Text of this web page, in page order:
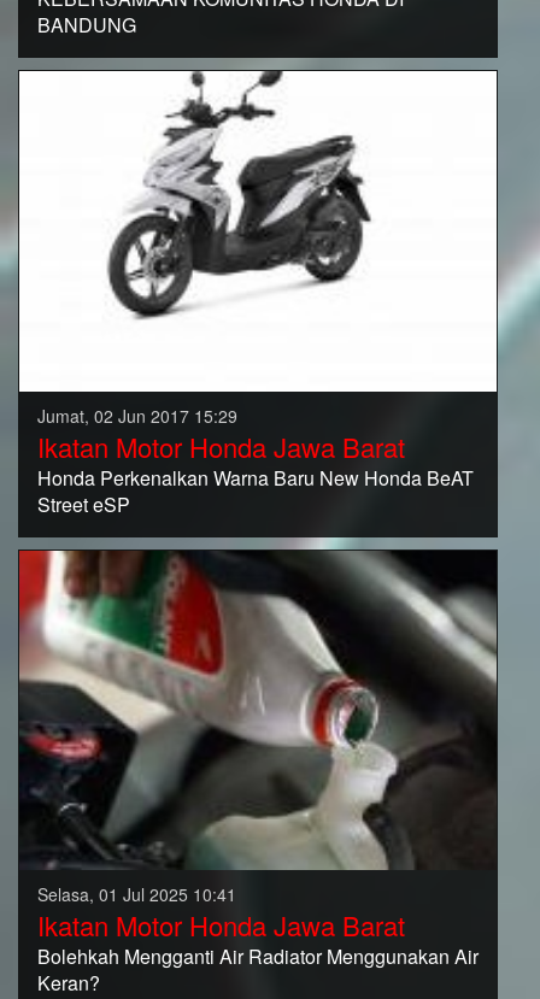
BANDUNG
Jumat, 02 Jun 2017 15:29
Ikatan Motor Honda Jawa Barat
Honda Perkenalkan Warna Baru New Honda BeAT
Street eSP
Selasa, 01 Jul 2025 10:41
Ikatan Motor Honda Jawa Barat
Bolehkah Mengganti Air Radiator Menggunakan Air
Keran?